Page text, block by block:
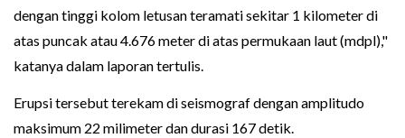
dengan tinggi kolom letusan teramati sekitar 1 kilometer di
atas puncak atau 4.676 meter di atas permukaan laut (mdpl),"
katanya dalam laporan tertulis.
Erupsi tersebut terekam di seismograf dengan amplitudo
maksimum 22 milimeter dan durasi 167 detik.